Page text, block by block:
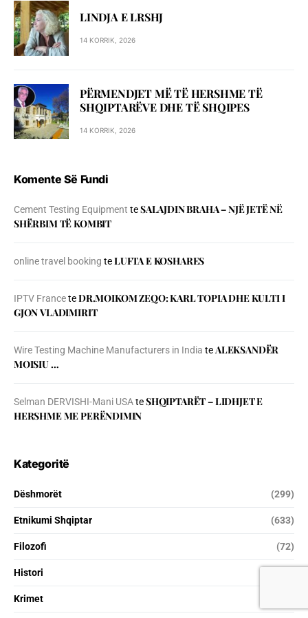
LINDJA E LRSHJ
14 KORRIK, 2026
PËRMENDJET MË TË HERSHME TË
SHQIPTARËVE DHE TË SHQIPES
14 KORRIK, 2026
Komente Së Fundi
Cement Testing Equipment teSALAJDIN BRAHA – NJЁ JETЁ NЁ
SHЁRBIM TЁ KOMBIT
online travel booking teLUFTA E KOSHARES
IPTV FranceteDR.MOIKOM ZEQO: KARL TOPIA DHE KULTI I
GJON VLADIMIRIT
Wire Testing Machine Manufacturers in India teALEKSANDËR
MOISIU …
Selman DERVISHI-Mani USAteSHQIPTARËT – LIDHJET E
HERSHME ME PERËNDIMIN
Kategoritë
Dëshmorët (299)
Etnikumi Shqiptar (633)
Filozofi (72)
Histori
Krimet